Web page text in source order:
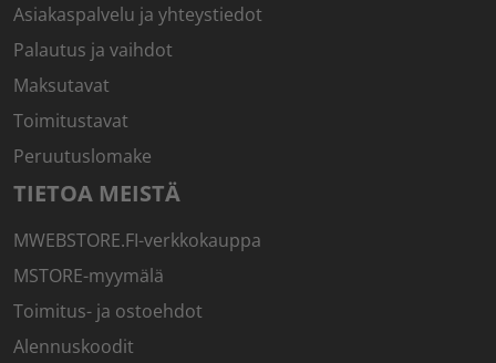
Asiakaspalvelu ja yhteystiedot
Palautus ja vaihdot
Maksutavat
Toimitustavat
Peruutuslomake
TIETOA MEISTÄ
MWEBSTORE.FI-verkkokauppa
MSTORE-myymälä
Toimitus- ja ostoehdot
Alennuskoodit